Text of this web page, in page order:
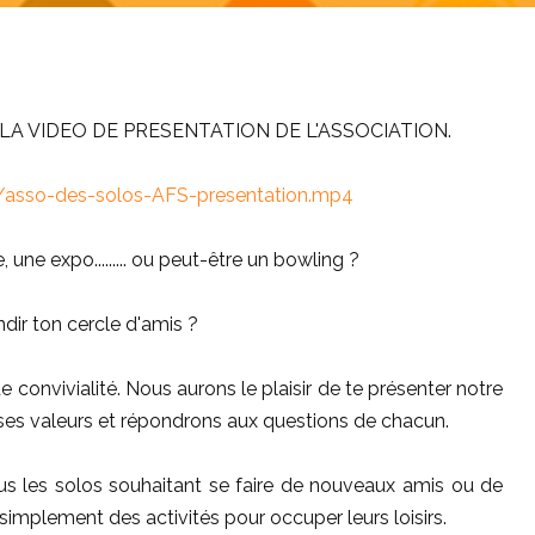
VIDEO DE PRESENTATION DE L'ASSOCIATION.
des-solos-AFS-presentation.mp4
expo......... ou peut-être un bowling ?
ton cercle d'amis ?
convivialité. Nous aurons le plaisir de te présenter notre
valeurs et répondrons aux questions de chacun.
les solos souhaitant se faire de nouveaux amis ou de
des activités pour occuper leurs loisirs.